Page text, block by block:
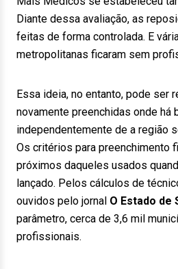
Diante dessa avaliação, as
feitas de forma controlada. E
metropolitanas ficaram sem
Essa ideia, no entanto, pode ser
novamente preenchidas onde há
independentemente de a região
Os critérios para preenchimento
próximos daqueles usados
lançado. Pelos cálculos de
ouvidos pelo jornal O Estado de
parâmetro, cerca de 3,6 mil
profissionais.